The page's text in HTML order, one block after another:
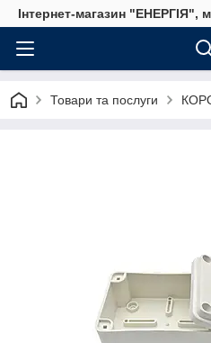
Інтернет-магазин "ЕНЕРГІЯ",
Товари та послуги